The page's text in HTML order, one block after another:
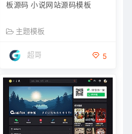
板源码 小说网站源码模板
主题模板
超哥 5